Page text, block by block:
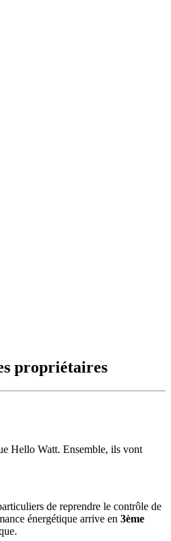
propriétaires
Hello Watt. Ensemble, ils vont
de reprendre le contrôle de
énergétique arrive en 3ème